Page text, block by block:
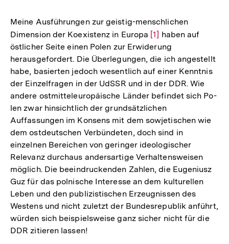
Meine Ausführungen zur geistig-menschlichen
Dimension der Koexistenz in Europa Zur
Auflösung
der
Fußnote
[1] haben auf
östlicher Seite einen Polen zur Erwiderung
herausgefordert. Die Überlegungen, die ich angestellt
habe, basierten jedoch wesentlich auf einer Kenntnis
der Einzelfragen in der UdSSR und in der DDR. Wie
andere ostmitteleuropäische Länder befindet sich Po-
len zwar hinsichtlich der grundsätzlichen
Auffassungen im Konsens mit dem sowjetischen wie
dem ostdeutschen Verbündeten, doch sind in
einzelnen Bereichen von geringer ideologischer
Relevanz durchaus andersartige Verhaltensweisen
möglich. Die beeindruckenden Zahlen, die Eugeniusz
Guz für das polnische Interesse an dem kulturellen
Leben und den publizistischen Erzeugnissen des
Westens und nicht zuletzt der Bundesrepublik anführt,
würden sich beispielsweise ganz sicher nicht für die
DDR zitieren lassen!